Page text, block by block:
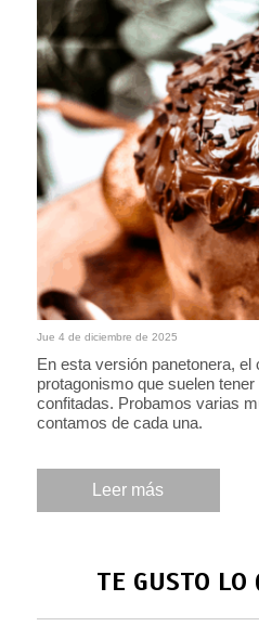
Jue 4 de diciembre de 2025
En esta versión panetonera, el
protagonismo que suelen
confitadas. Probamos varias
contamos de cada una.
Leer más
TE GUSTO LO